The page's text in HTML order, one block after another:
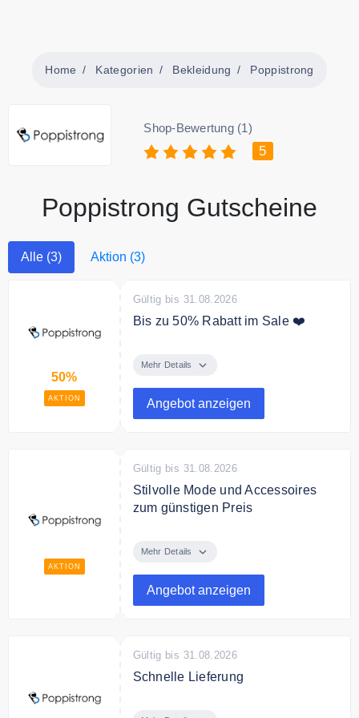
Home Kategorien Bekleidung Poppistrong
Shop-Bewertung (1)
5
Poppistrong Gutscheine
Alle (3) Aktion (3)
50%
AKTION
Gültig bis 31.08.2026
Bis zu 50% Rabatt im Sale ❤️
bis zu 50% auf ausgewählte Mode
Mehr Details
Angebot anzeigen
AKTION
Gültig bis 31.08.2026
Stilvolle Mode und Accessoires
zum günstigen Preis
stilvolle Mode und Accessoires
Mehr Details
Angebot anzeigen
Gültig bis 31.08.2026
Schnelle Lieferung